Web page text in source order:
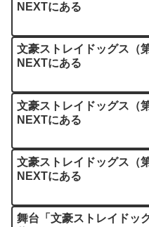
NEXTにある
文豪ストレイドッグス（
NEXTにある
文豪ストレイドッグス（
NEXTにある
文豪ストレイドッグス（
NEXTにある
舞台「文豪ストレイドッ